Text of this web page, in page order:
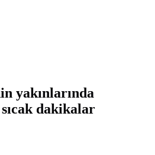
yakınlarında
dakikalar